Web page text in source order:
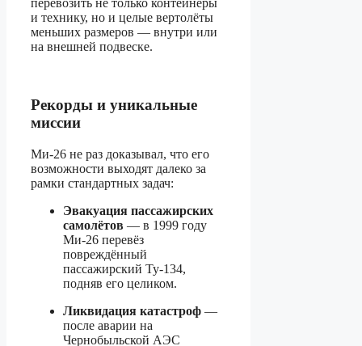
и технику, но и целые вертолёты
меньших размеров — внутри или
на внешней подвеске.
Рекорды и уникальные
миссии
Ми-26 не раз доказывал, что его
возможности выходят далеко за
рамки стандартных задач:
Эвакуация пассажирских
самолётов — в 1999 году
Ми-26 перевёз
повреждённый
пассажирский Ту-134,
подняв его целиком.
Ликвидация катастроф —
после аварии на
Чернобыльской АЭС